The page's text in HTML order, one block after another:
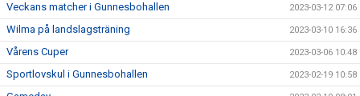
Veckans matcher i Gunnesbohallen 2023-03-12 07:06
Wilma på landslagsträning 2023-03-10 16:36
Vårens Cuper 2023-03-06 10:48
Sportlovskul i Gunnesbohallen 2023-02-19 10:58